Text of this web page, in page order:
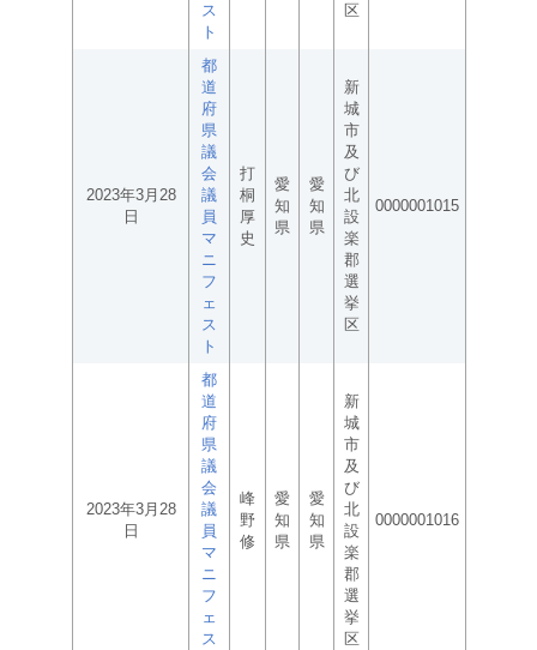
ス
ト
区
2023年3月28
日
都
道
府
県
議
会
議
員
マ
ニ
フ
ェ
ス
ト
打
桐
厚
史
愛
知
県
愛
知
県
新
城
市
及
び
北
設
楽
郡
選
挙
区
0000001015
2023年3月28
日
都
道
府
県
議
会
議
員
マ
ニ
フ
ェ
ス
峰
野
修
愛
知
県
愛
知
県
新
城
市
及
び
北
設
楽
郡
選
挙
区
0000001016